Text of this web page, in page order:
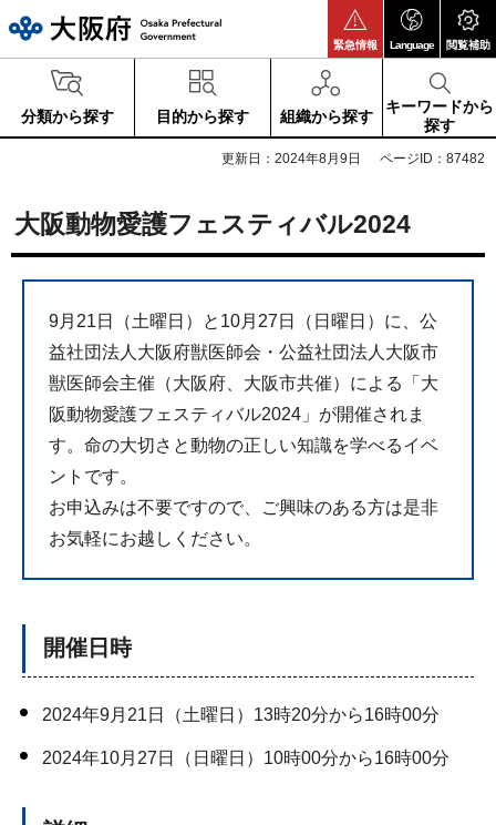
緊急情報 Language 閲覧補助
分類から探す 目的から探す 組織から探す
キーワードから
探す
更新日：2024年8月9日 ページID：87482
大阪動物愛護フェスティバル2024
9月21日（土曜日）と10月27日（日曜日）に、公
益社団法人大阪府獣医師会・公益社団法人大阪市
獣医師会主催（大阪府、大阪市共催）による「大
阪動物愛護フェスティバル2024」が開催されま
す。命の大切さと動物の正しい知識を学べるイベ
ントです。
お申込みは不要ですので、ご興味のある方は是非
お気軽にお越しください。
開催日時
2024年9月21日（土曜日）13時20分から16時00分
2024年10月27日（日曜日）10時00分から16時00分